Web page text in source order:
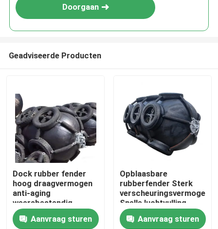
Thuis
Producten
Doorgaan
Geadviseerde Producten
Dock rubber fender
hoog draagvermogen
anti-aging
weersbestendig
Aanvraag sturen
Opblaasbare
rubberfender Sterk
verscheuringsvermogen
Snelle luchtvulling
Lange levensduur
Aanvraag sturen